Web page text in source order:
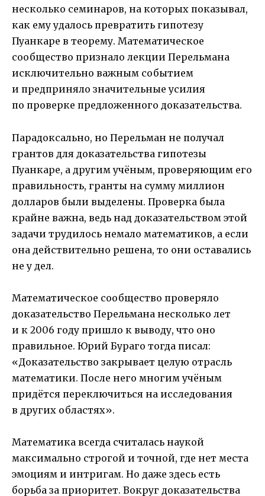
несколько семинаров, на которых показывал,
как ему удалось превратить гипотезу
Пуанкаре в теорему. Математическое
сообщество признало лекции Перельмана
исключительно важным событием
и предприняло значительные усилия
по проверке предложенного доказательства.
Парадоксально, но Перельман не получал
грантов для доказательства гипотезы
Пуанкаре, а другим учёным, проверяющим его
правильность, гранты на сумму миллион
долларов были выделены. Проверка была
крайне важна, ведь над доказательством этой
задачи трудилось немало математиков, а если
она действительно решена, то они оставались
не у дел.
Математическое сообщество проверяло
доказательство Перельмана несколько лет
и к 2006 году пришло к выводу, что оно
правильное. Юрий Бураго тогда писал:
«Доказательство закрывает целую отрасль
математики. После него многим учёным
придётся переключиться на исследования
в других областях».
Математика всегда считалась наукой
максимально строгой и точной, где нет места
эмоциям и интригам. Но даже здесь есть
борьба за приоритет. Вокруг доказательства